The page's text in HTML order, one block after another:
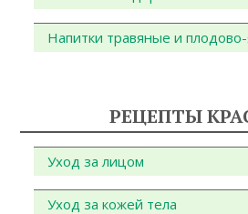
Напитки травяные и
РЕЦЕПТЫ
Уход за лицом
Уход за кожей тела